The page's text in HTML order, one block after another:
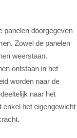
panelen doorgegeven
Zowel de panelen
weerstaan.
ontstaan in het
worden naar de
naar het
enkel het eigengewicht